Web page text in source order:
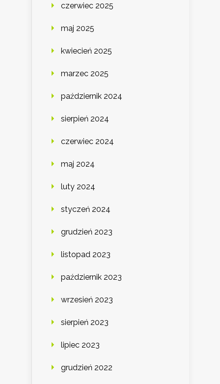
czerwiec 2025
maj 2025
kwiecień 2025
marzec 2025
październik 2024
sierpień 2024
czerwiec 2024
maj 2024
luty 2024
styczeń 2024
grudzień 2023
listopad 2023
październik 2023
wrzesień 2023
sierpień 2023
lipiec 2023
grudzień 2022